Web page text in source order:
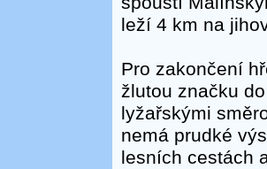
leží 4 km na
Pro zakončení
žlutou značku
lyžařskými
nemá prudké
lesních cestách